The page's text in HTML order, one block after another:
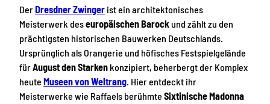
DerDresdner Zwinger ist ein architektonisches
Meisterwerk deseuropäischen Barockund zählt zu den
prächtigsten historischen Bauwerken Deutschlands.
Ursprünglich als Orangerie und höfisches Festspielgelände
fürAugust den Starken konzipiert, beherbergt der Komplex
heute Museen von Weltrang. Hier entdeckt ihr
Meisterwerke wie Raffaels berühmte Sixtinische Madonna